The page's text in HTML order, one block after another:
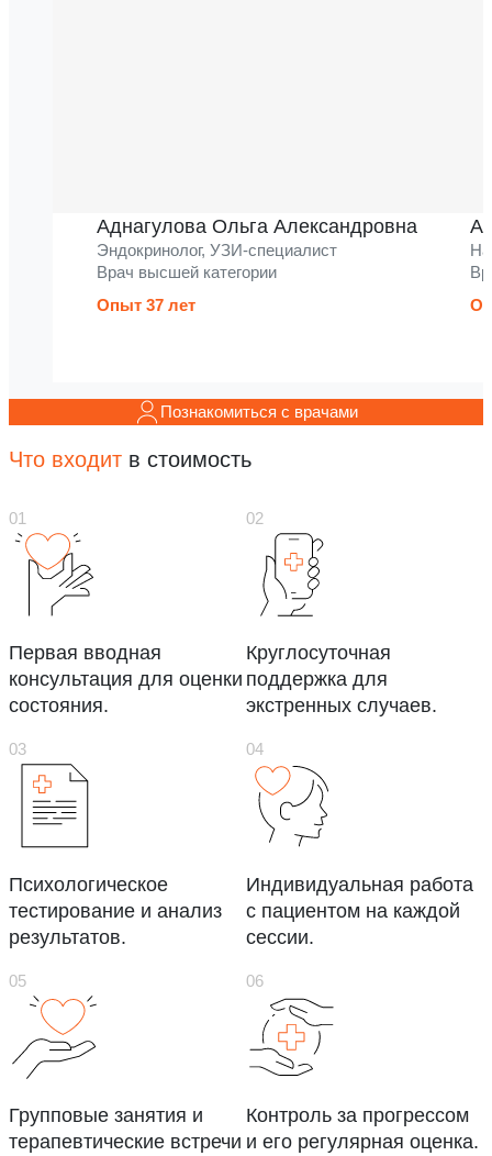
Аднагулова Ольга Александровна
Эндокринолог, УЗИ-специалист
Врач высшей категории
Опыт 37 лет
Познакомиться с врачами
Что входит в стоимость
Первая вводная
консультация для оценки
состояния.
Круглосуточная
поддержка для
экстренных случаев.
Психологическое
тестирование и анализ
результатов.
Индивидуальная работа
с пациентом на каждой
сессии.
Групповые занятия и
терапевтические встречи
Контроль за прогрессом
и его регулярная оценка.